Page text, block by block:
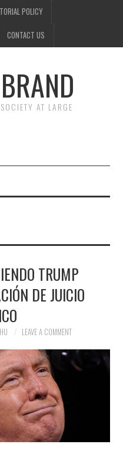
POLICY
CONTACT US
AT LARGE
TRUMP
DE JUICIO
LEAVE A COMMENT